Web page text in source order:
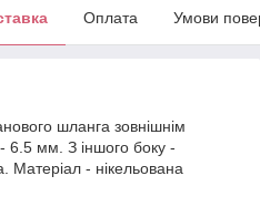
Оплата Умови
шланга зовнішнім
6.5 мм. З іншого боку -
Матеріал - нікельована